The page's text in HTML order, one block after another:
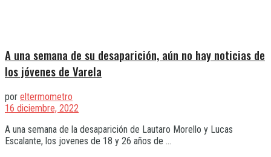
A una semana de su desaparición, aún no hay noticias de
los jóvenes de Varela
por eltermometro
16 diciembre, 2022
A una semana de la desaparición de Lautaro Morello y Lucas
Escalante, los jovenes de 18 y 26 años de ...